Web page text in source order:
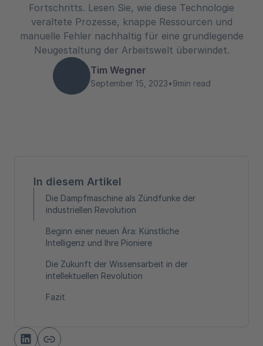
Fortschritts. Lesen Sie, wie diese Technologie
veraltete Prozesse, knappe Ressourcen und
manuelle Fehler nachhaltig für eine grundlegende
Neugestaltung der Arbeitswelt überwindet.
Tim Wegner
September 15, 2023•9min read
In diesem Artikel
Die Dampfmaschine als Zündfunke der
industriellen Revolution
Beginn einer neuen Ära: Künstliche
Intelligenz und Ihre Pioniere
Die Zukunft der Wissensarbeit in der
intellektuellen Revolution
Fazit